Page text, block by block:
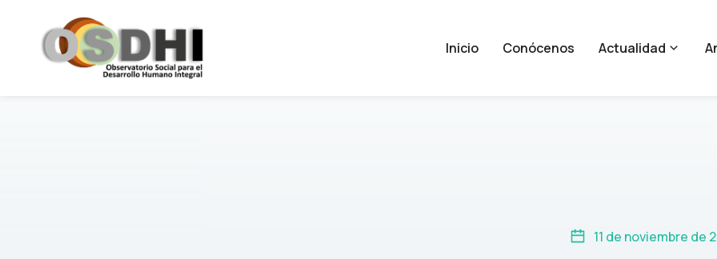
Inicio Conócenos Actualidad
11 de noviembre de